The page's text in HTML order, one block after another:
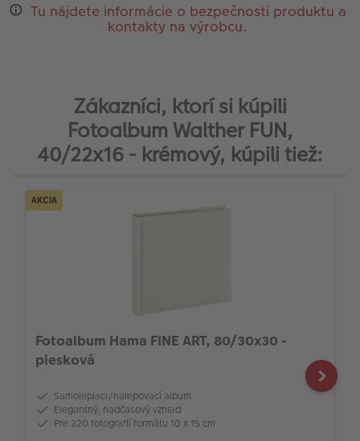
Tu nájdete informácie o bezpečnosti produktu a
kontakty na výrobcu.
Zákazníci, ktorí si kúpili
Fotoalbum Walther FUN,
40/22x16 - krémový, kúpili tiež:
AKCIA
Fotoalbum Hama FINE ART, 80/30x30 -
piesková
Samolepiaci/nalepovací album
Elegantný, nadčasový vzhľad
Pre 320 fotografií formátu 10 x 15 cm